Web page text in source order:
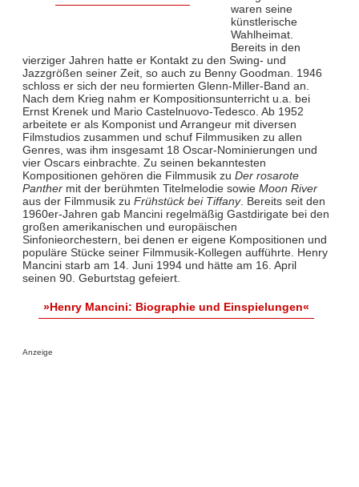
waren seine
künstlerische
Wahlheimat.
Bereits in den
vierziger Jahren hatte er Kontakt zu den Swing- und
Jazzgrößen seiner Zeit, so auch zu Benny Goodman. 1946
schloss er sich der neu formierten Glenn-Miller-Band an.
Nach dem Krieg nahm er Kompositionsunterricht u.a. bei
Ernst Krenek und Mario Castelnuovo-Tedesco. Ab 1952
arbeitete er als Komponist und Arrangeur mit diversen
Filmstudios zusammen und schuf Filmmusiken zu allen
Genres, was ihm insgesamt 18 Oscar-Nominierungen und
vier Oscars einbrachte. Zu seinen bekanntesten
Kompositionen gehören die Filmmusik zu Der rosarote
Panthermit der berühmten Titelmelodie sowie Moon River
aus der Filmmusik zu Frühstück bei Tiffany. Bereits seit den
1960er-Jahren gab Mancini regelmäßig Gastdirigate bei den
großen amerikanischen und europäischen
Sinfonieorchestern, bei denen er eigene Kompositionen und
populäre Stücke seiner Filmmusik-Kollegen aufführte. Henry
Mancini starb am 14. Juni 1994 und hätte am 16. April
seinen 90. Geburtstag gefeiert.
»Henry Mancini: Biographie und Einspielungen«
Anzeige